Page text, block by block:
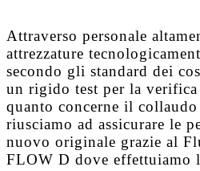
Attraverso personale
attrezzature
secondo gli standard dei
un rigido test per la
quanto concerne il collaudo
riusciamo ad assicurare le
nuovo originale grazie al
FLOW D dove effettuiamo